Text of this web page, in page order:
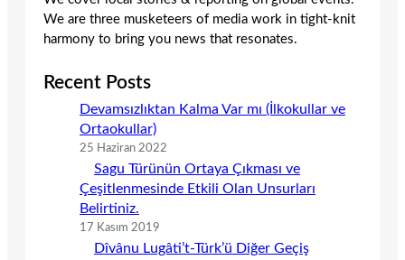
We are three musketeers of media work in tight-knit
harmony to bring you news that resonates.
Recent Posts
Devamsızlıktan Kalma Var mı (İlkokullar ve
Ortaokullar)
25 Haziran 2022
Sagu Türünün Ortaya Çıkması ve
Çeşitlenmesinde Etkili Olan Unsurları
Belirtiniz.
17 Kasım 2019
Dîvânu Lugâti’t-Türk’ü Diğer Geçiş